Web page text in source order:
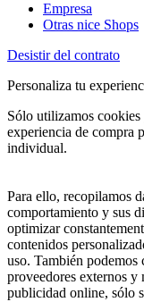
Empresa
Otras nice Shops
Desistir del contrato
Personaliza tu
Sólo utilizamos cookies
experiencia de compra
individual.
Para ello, recopilamos
comportamiento y sus
optimizar
contenidos
uso. También podemos
proveedores externos y
publicidad online, sólo